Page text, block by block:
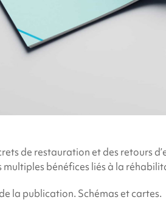
de restauration et des retours
bénéfices liés à la
la publication. Schémas et cartes.